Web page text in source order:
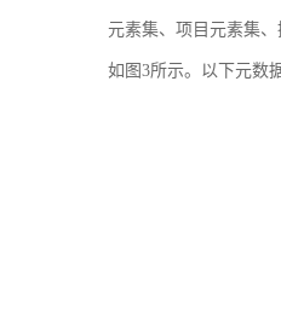
元素集、项目元素集
如图3所示。以下元数